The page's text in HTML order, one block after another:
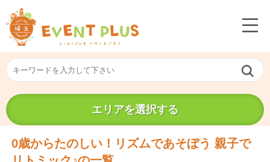
エリアを選択する
0歳からたのしい！リズムであそぼう 親子で